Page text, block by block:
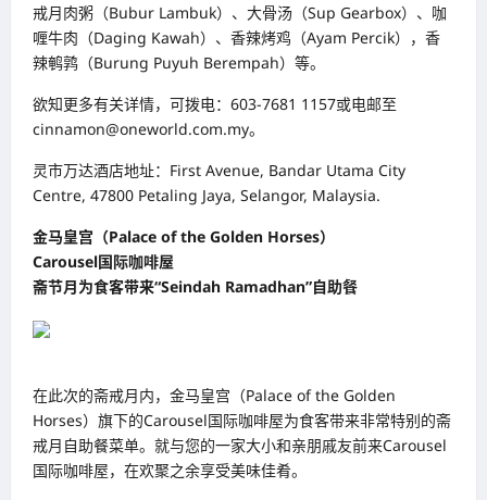
戒月肉粥（Bubur Lambuk）、大骨汤（Sup Gearbox）、咖
喱牛肉（Daging Kawah）、香辣烤鸡（Ayam Percik），香
辣鹌鹑（Burung Puyuh Berempah）等。
欲知更多有关详情，可拨电：603-7681 1157或电邮至
cinnamon@oneworld.com.my。
灵市万达酒店地址：First Avenue, Bandar Utama City
Centre, 47800 Petaling Jaya, Selangor, Malaysia.
金马皇宫（Palace of the Golden Horses）
Carousel国际咖啡屋
斋节月为食客带来“Seindah Ramadhan”自助餐
在此次的斋戒月内，金马皇宫（Palace of the Golden
Horses）旗下的Carousel国际咖啡屋为食客带来非常特别的斋
戒月自助餐菜单。就与您的一家大小和亲朋戚友前来Carousel
国际咖啡屋，在欢聚之余享受美味佳肴。